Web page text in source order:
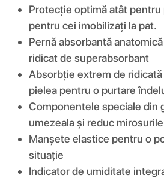
Protecție optimă atât
pentru cei imobilizați la pat.
Pernă absorbantă
ridicat de superabsorbant
Absorbție extrem de
pielea pentru o purtare
Componentele speciale din
umezeala și reduc
Manșete elastice pentru o
situație
Indicator de umiditate